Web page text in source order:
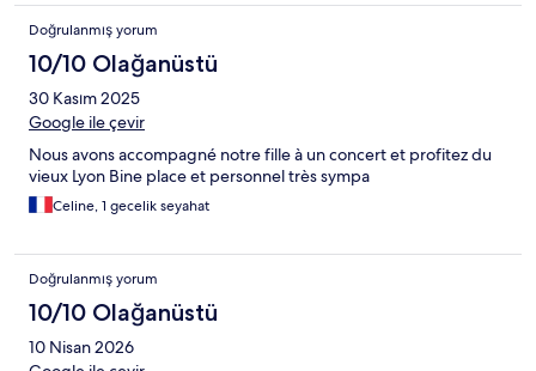
Doğrulanmış yorum
10/10 Olağanüstü
30 Kasım 2025
Google ile çevir
Nous avons accompagné notre fille à un concert et profitez du
vieux Lyon Bine place et personnel très sympa
Celine, 1 gecelik seyahat
Doğrulanmış yorum
10/10 Olağanüstü
10 Nisan 2026